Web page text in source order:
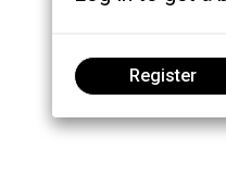
Register